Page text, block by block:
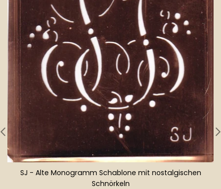
SJ - Alte Monogramm Schablone mit nostalgischen
Schnörkeln